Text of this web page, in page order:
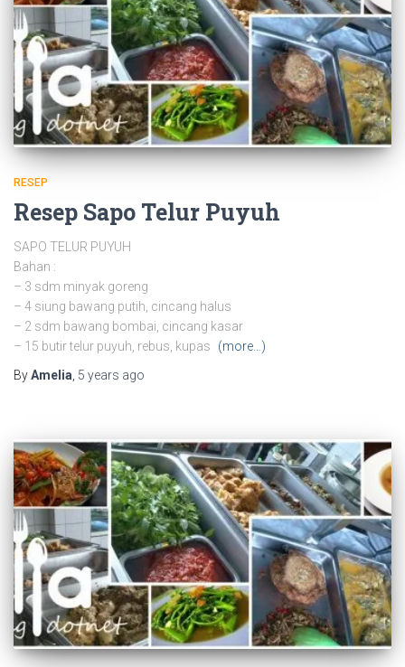
RESEP
Resep Sapo Telur Puyuh
SAPO TELUR PUYUH
Bahan :
– 3 sdm minyak goreng
– 4 siung bawang putih, cincang halus
– 2 sdm bawang bombai, cincang kasar
– 15 butir telur puyuh, rebus, kupas
(more…)
ByAmelia 5 years ago